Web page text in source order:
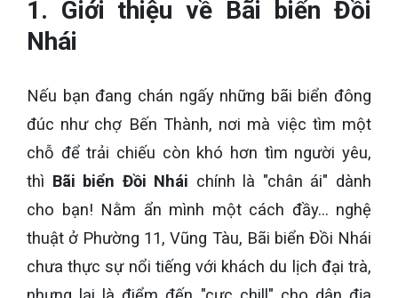
1. Giới thiệu về Bãi biển Đồi
Nhái
Nếu bạn đang chán ngấy những bãi biển đông
đúc như chợ Bến Thành, nơi mà việc tìm một
chỗ để trải chiếu còn khó hơn tìm người yêu,
thì Bãi biển Đồi Nhái chính là "chân ái" dành
cho bạn! Nằm ẩn mình một cách đầy... nghệ
thuật ở Phường 11, Vũng Tàu, Bãi biển Đồi Nhái
chưa thực sự nổi tiếng với khách du lịch đại trà,